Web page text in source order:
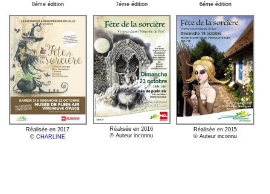
8éme édition
Réalisée en 2017
©CHARLINE
7éme édition
Réalisée en 2016
© Auteur inconnu
6éme édition
Réalisée en 2015
© Auteur inconnu